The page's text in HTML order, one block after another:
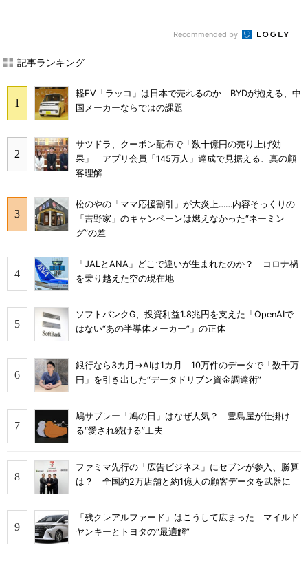
Recommended by
記事ランキング
軽EV「ラッコ」は日本で売れるのか BYDが抱える、中
国メーカーならではの課題
サツドラ、クーポン配布で「数十億円の売り上げ効
果」 アプリ会員「145万人」達成で見据える、真の顧
客理解
松のやの「ママ応援割引」が大炎上……内容そっくりの
「吉野家」のキャンペーンは燃えなかった“ネーミン
グ”の差
「JALとANA」どこで違いが生まれたのか？ コロナ禍
を乗り越えた空の現在地
ソフトバンクG、投資利益1.8兆円を支えた「OpenAIで
はない“あの半導体メーカー”」の正体
銀行なら3カ月→AIは1カ月 10万件のデータで「数千万
円」を引き出した“データドリブン資金調達術”
鳩サブレー「鳩の日」はなぜ人気？ 豊島屋が仕掛け
る“愛され続ける”工夫
ファミマ先行の「広告ビジネス」にセブンが参入、勝算
は？ 全国約2万店舗と約1億人の顧客データを武器に
「残クレアルファード」はこうして広まった マイルド
ヤンキーとトヨタの“最適解”